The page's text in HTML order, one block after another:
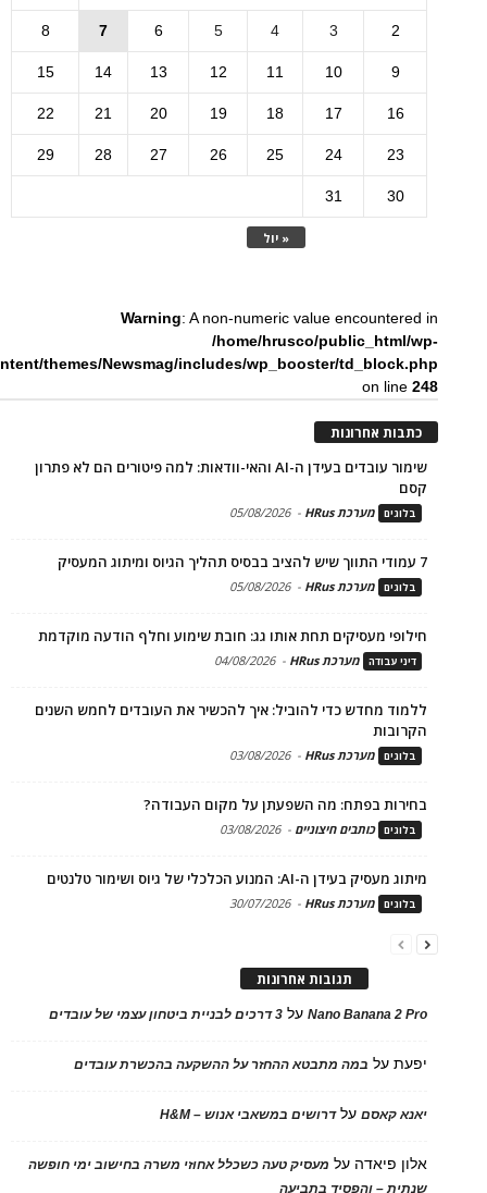
« יול
2
3
4
5
6
7
8
9
10
11
12
13
14
15
16
17
18
19
20
21
22
23
24
25
26
27
28
29
30
31
Warning: A non-numeric value encountered in
/home/hrusco/public_html/wp-
themes/Newsmag/includes/wp_booster/td_block.php
on line248
כתבות אחרונות
שימור עובדים בעידן ה-AI והאי-וודאות: למה פיטורים הם לא פתרון
קסם
בלוגים מערכת HRus -
05/08/2026
7 עמודי התווך שיש להציב בבסיס תהליך הגיוס ומיתוג המעסיק
בלוגים מערכת HRus -
05/08/2026
חילופי מעסיקים תחת אותו גג: חובת שימוע וחלף הודעה מוקדמת
דיני עבודה מערכת HRus -
04/08/2026
ללמוד מחדש כדי להוביל: איך להכשיר את העובדים לחמש השנים
הקרובות
בלוגים מערכת HRus -
03/08/2026
בחירות בפתח: מה השפעתן על מקום העבודה?
בלוגים כותבים חיצוניים -
03/08/2026
מיתוג מעסיק בעידן ה-AI: המנוע הכלכלי של גיוס ושימור טלנטים
בלוגים מערכת HRus -
30/07/2026
תגובות אחרונות
Nano Banana 2 Proעל 3 דרכים לבניית ביטחון עצמי של עובדים
יפעתעל במה מתבטא ההחזר על ההשקעה בהכשרת עובדים
יאנא קאסםעלדרושים במשאבי אנוש – H&M
אלון פיאדה על מעסיק טעה כשכלל אחוזי משרה בחישוב ימי חופשה
שנתית – והפסיד בתביעה